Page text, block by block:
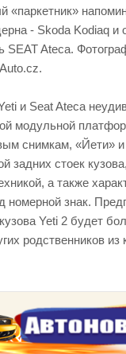
«паркетник»
- Skoda Kodiaq и
SEAT Ateca.
и Seat Ateca
модульной
снимкам, «Йети» и
задних стоек
а также
знак.
Yeti 2 будет
родственников из